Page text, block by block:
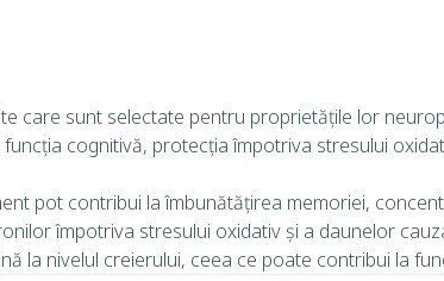
care sunt selectate pentru proprietățile lor
cognitivă, protecția împotriva stresului
pot contribui la îmbunătățirea memoriei,
împotriva stresului oxidativ și a daunelor
la nivelul creierului, ceea ce poate contribui la